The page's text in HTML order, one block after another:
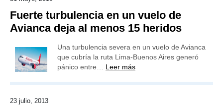
Fuerte turbulencia en un vuelo de
Avianca deja al menos 15 heridos
Una turbulencia severa en un vuelo de Avianca
que cubría la ruta Lima-Buenos Aires generó
pánico entre… Leer más
23 julio, 2013